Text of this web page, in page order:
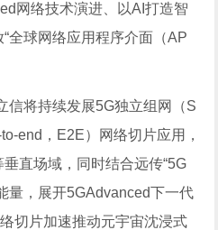
网络技术演进、以AI打造智
全球网络应用程序介面（AP
信将持续发展5G独立组网（S
end，E2E）网络切片应用，
直场域，同时结合远传“5G
量，展开5GAdvanced下一代
切片加速推动元宇宙沈浸式